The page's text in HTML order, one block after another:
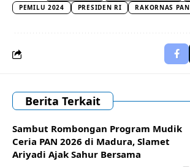
PEMILU 2024
PRESIDEN RI RAKORNAS PAN
Berita Terkait
Sambut Rombongan Program Mudik
Ceria PAN 2026 di Madura, Slamet
Ariyadi Ajak Sahur Bersama